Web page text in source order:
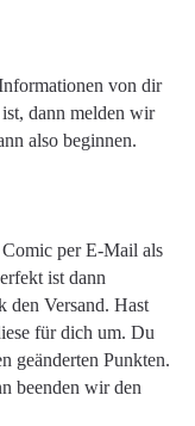
von dir
dann melden wir
also beginnen.
per E-Mail als
ist dann
den Versand. Hast
für dich um. Du
geänderten Punkten.
beenden wir den